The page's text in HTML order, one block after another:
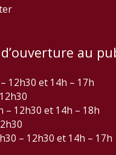
au
12h30 et 14h – 17h
– 12h30 et 14h – 18h
– 12h30 et 14h – 17h